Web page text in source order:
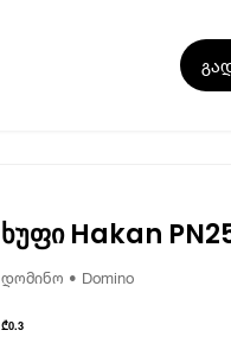
ხუფი Hakan
დომინო • Domino
₾0.3